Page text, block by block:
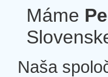
Máme
Naša